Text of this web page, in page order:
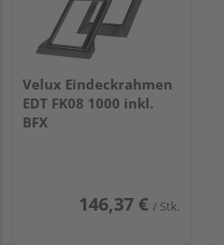
Velux Eindeckrahmen
EDT FK08 1000 inkl.
BFX
146,37 € / Stk.